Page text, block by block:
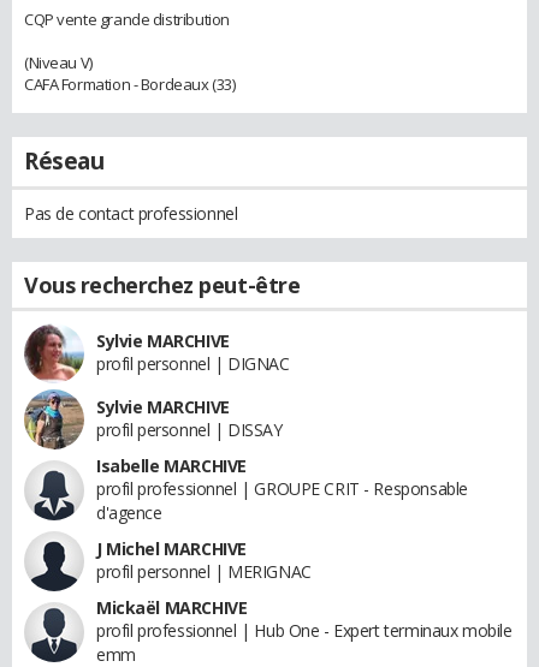
CQP vente grande distribution
(Niveau V)
CAFA Formation - Bordeaux (33)
Réseau
Pas de contact professionnel
Vous recherchez peut-être
Sylvie MARCHIVE
profil personnel | DIGNAC
Sylvie MARCHIVE
profil personnel | DISSAY
Isabelle MARCHIVE
profil professionnel | GROUPE CRIT - Responsable
d'agence
J Michel MARCHIVE
profil personnel | MERIGNAC
Mickaël MARCHIVE
profil professionnel | Hub One - Expert terminaux mobile
emm